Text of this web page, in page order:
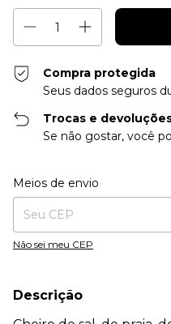
Compra protegida
Seus dados seguros
Trocas e
Se não gostar, você
Entregas para o CEP:
Meios de envio
Não sei meu CEP
Descrição